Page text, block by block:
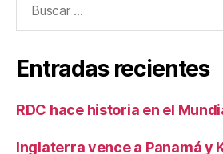
Entradas recientes
RDC hace historia en el
Inglaterra vence a Panamá y